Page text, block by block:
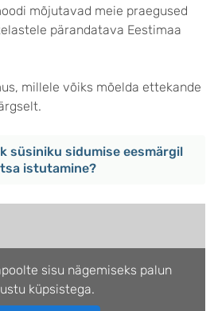
mõjutavad meie praegused
pärandatava Eestimaa
millele võiks mõelda ettekande
süsiniku sidumise eesmärgil
istutamine?
sisu nägemiseks palun
küpsistega.